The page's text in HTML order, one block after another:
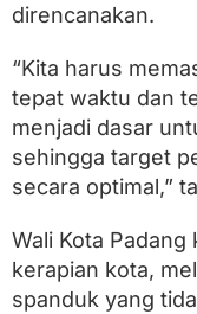
direncanakan.
“Kita harus
tepat waktu dan
menjadi dasar
sehingga target
secara optimal,”
Wali Kota
kerapian kota,
spanduk yang